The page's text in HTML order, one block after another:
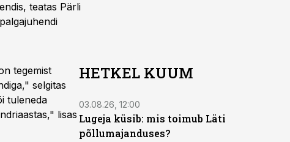
teatas Pärli
tegemist
selgitas
tuleneda
lisas
HETKEL KUUM
03.08.26, 12:00
Lugeja küsib: mis toimub Läti
põllumajanduses?